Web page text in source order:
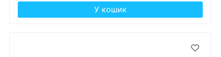
У кошик